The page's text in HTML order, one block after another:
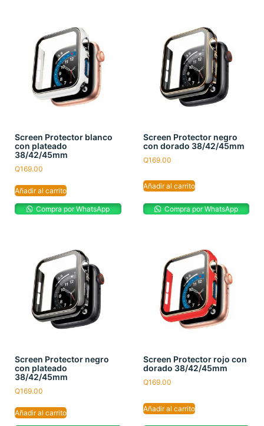
Screen Protector blanco
con plateado
38/42/45mm
Q169.00
Añadir al carrito
Compra por WhatsApp
Screen Protector negro
con dorado 38/42/45mm
Q169.00
Añadir al carrito
Compra por WhatsApp
Screen Protector negro
con plateado
38/42/45mm
Q169.00
Añadir al carrito
Screen Protector rojo con
dorado 38/42/45mm
Q169.00
Añadir al carrito